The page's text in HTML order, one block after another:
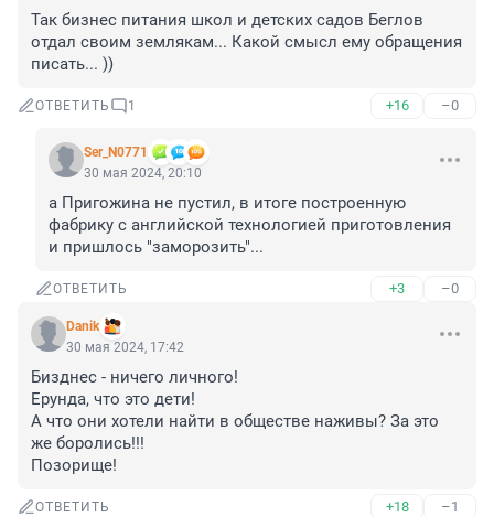
Так бизнес питания школ и детских садов Беглов
отдал своим землякам... Какой смысл ему обращения
писать... ))
ОТВЕТИТЬ 1 +16 –0
Ser_N0771
30 мая 2024, 20:10
а Пригожина не пустил, в итоге построенную
фабрику с английской технологией приготовления
и пришлось "заморозить"...
ОТВЕТИТЬ +3 –0
Danik
30 мая 2024, 17:42
Бизднес - ничего личного!
Ерунда, что это дети!
А что они хотели найти в обществе наживы? За это
же боролись!!!
Позорище!
ОТВЕТИТЬ +18 –1